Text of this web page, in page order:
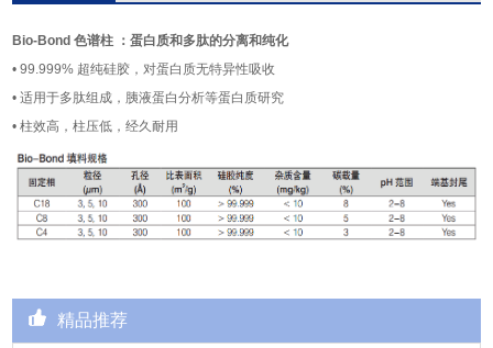
Bio-Bond 色谱柱 ：蛋白质和多肽的分离和纯化
• 99.999% 超纯硅胶，对蛋白质无特异性吸收
• 适用于多肽组成，胰液蛋白分析等蛋白质研究
• 柱效高，柱压低，经久耐用
精品推荐